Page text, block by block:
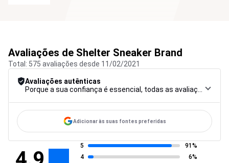
Avaliações de Shelter Sneaker Brand
Total: 575 avaliações desde 11/02/2021
Avaliações autênticas
Adicionar às suas fontes preferidas
5
91%
4
6%